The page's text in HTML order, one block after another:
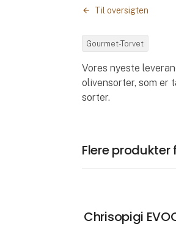
Til oversigten
Gourmet-Torvet
Vores nyeste
olivensorter, som er
sorter.
Flere produkter
Chrisopigi